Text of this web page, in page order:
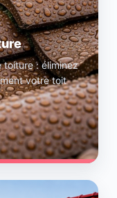
: éliminez
votre toit